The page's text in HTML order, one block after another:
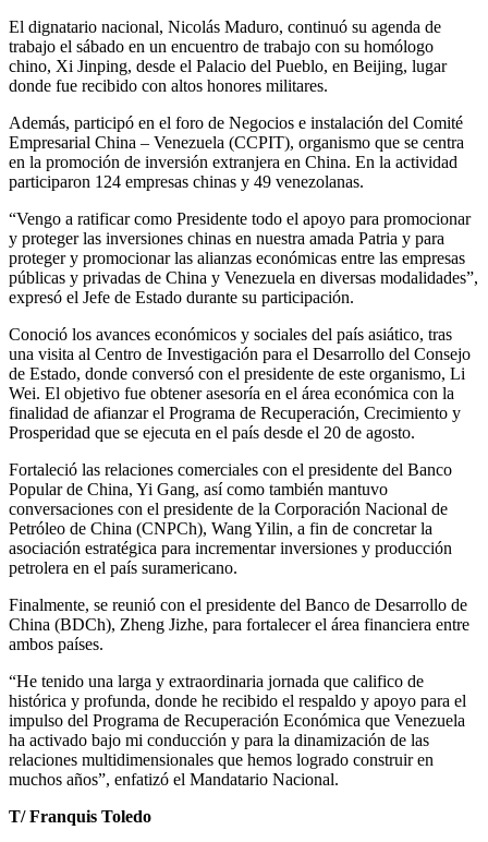
El dignatario nacional, Nicolás Maduro, continuó su agenda de
trabajo el sábado en un encuentro de trabajo con su homólogo
chino, Xi Jinping, desde el Palacio del Pueblo, en Beijing, lugar
donde fue recibido con altos honores militares.
Además, participó en el foro de Negocios e instalación del Comité
Empresarial China – Venezuela (CCPIT), organismo que se centra
en la promoción de inversión extranjera en China. En la actividad
participaron 124 empresas chinas y 49 venezolanas.
“Vengo a ratificar como Presidente todo el apoyo para promocionar
y proteger las inversiones chinas en nuestra amada Patria y para
proteger y promocionar las alianzas económicas entre las empresas
públicas y privadas de China y Venezuela en diversas modalidades”,
expresó el Jefe de Estado durante su participación.
Conoció los avances económicos y sociales del país asiático, tras
una visita al Centro de Investigación para el Desarrollo del Consejo
de Estado, donde conversó con el presidente de este organismo, Li
Wei. El objetivo fue obtener asesoría en el área económica con la
finalidad de afianzar el Programa de Recuperación, Crecimiento y
Prosperidad que se ejecuta en el país desde el 20 de agosto.
Fortaleció las relaciones comerciales con el presidente del Banco
Popular de China, Yi Gang, así como también mantuvo
conversaciones con el presidente de la Corporación Nacional de
Petróleo de China (CNPCh), Wang Yilin, a fin de concretar la
asociación estratégica para incrementar inversiones y producción
petrolera en el país suramericano.
Finalmente, se reunió con el presidente del Banco de Desarrollo de
China (BDCh), Zheng Jizhe, para fortalecer el área financiera entre
ambos países.
“He tenido una larga y extraordinaria jornada que califico de
histórica y profunda, donde he recibido el respaldo y apoyo para el
impulso del Programa de Recuperación Económica que Venezuela
ha activado bajo mi conducción y para la dinamización de las
relaciones multidimensionales que hemos logrado construir en
muchos años”, enfatizó el Mandatario Nacional.
T/ Franquis Toledo